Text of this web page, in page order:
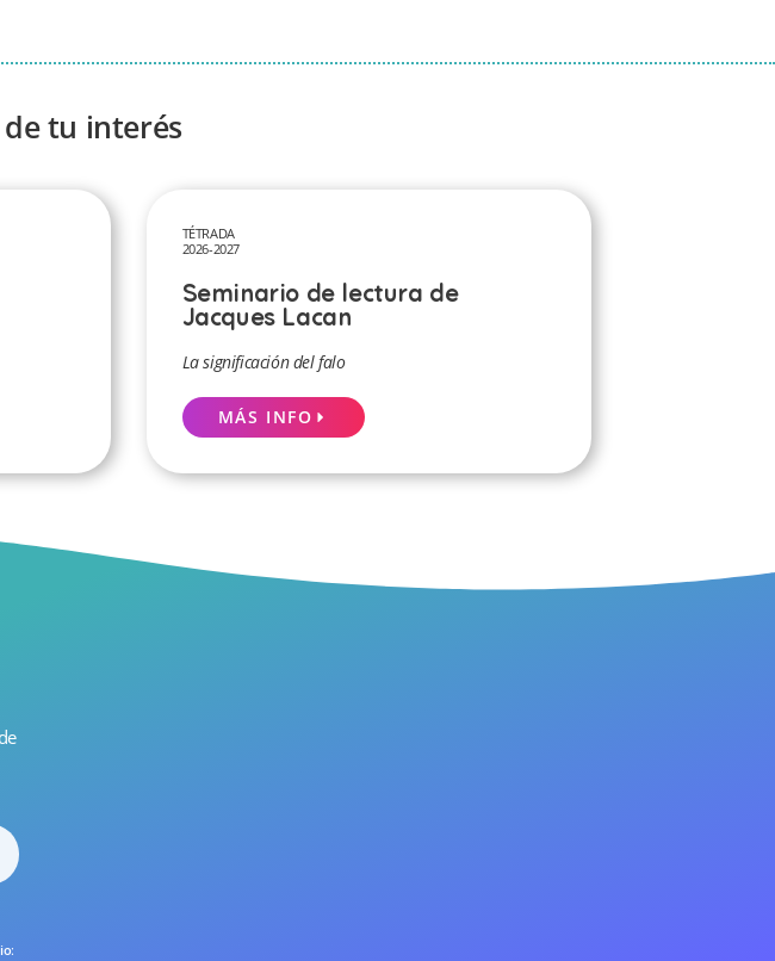
tu interés
TÉTRADA
2026-2027
Seminario de lectura de
Jacques Lacan
La significación del falo
MÁS INFO
: